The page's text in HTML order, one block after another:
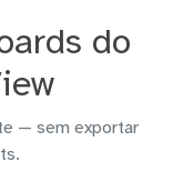
do
— sem exportar